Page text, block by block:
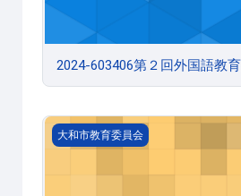
2024-603406第２回外国語教
2024-603430第3回不登校対策
大和市教育委員会